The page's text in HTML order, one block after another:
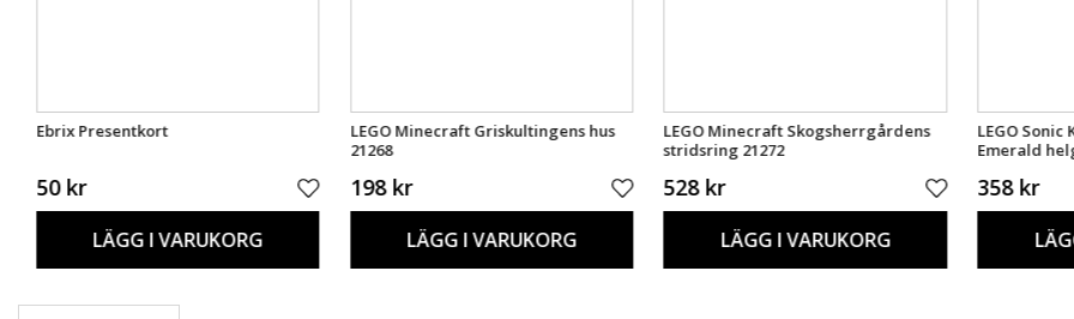
Ebrix Presentkort
50 kr
LÄGG I VARUKORG
LEGO Minecraft Griskultingens hus
21268
198 kr
LÄGG I VARUKORG
LEGO Minecraft Skogsherrgårdens
stridsring 21272
528 kr
LÄGG I VARUKORG
LEGO Sonic
Emerald
358 kr